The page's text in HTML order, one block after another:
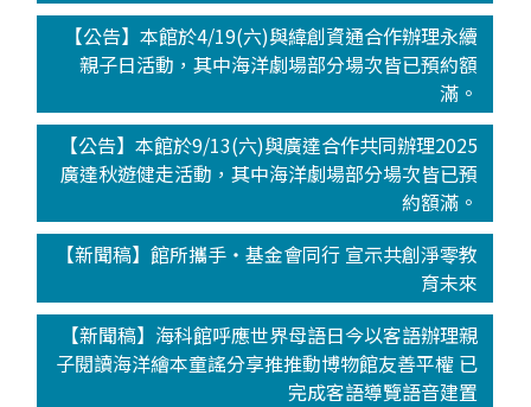
【公告】本館於4/19(六)與緯創資通合作辦理永續
親子日活動，其中海洋劇場部分場次皆已預約額
滿。
【公告】本館於9/13(六)與廣達合作共同辦理2025
廣達秋遊健走活動，其中海洋劇場部分場次皆已預
約額滿。
【新聞稿】館所攜手‧基金會同行 宣示共創淨零教
育未來
【新聞稿】海科館呼應世界母語日今以客語辦理親
子閱讀海洋繪本童謠分享推推動博物館友善平權 已
完成客語導覽語音建置